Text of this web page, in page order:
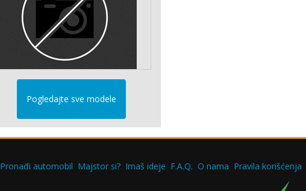
Pogledajte sve modele
Pronađi automobil Majstor si? Imaš ideje F.A.Q. O nama Pravila korišćenja